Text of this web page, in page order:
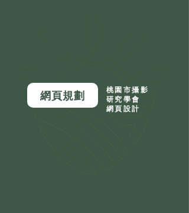
網頁規劃
桃園市攝影
研究學會
網頁設計